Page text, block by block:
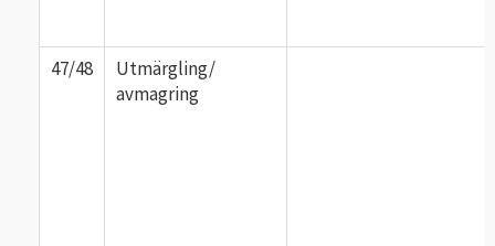
47/48
Utmärgling/
avmagring